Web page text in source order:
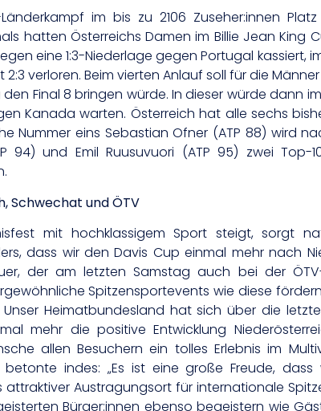
im bis zu 2106 Zuseher:innen
hatten Österreichs Damen im Billie Jean King
eine 1:3-Niederlage gegen Portugal kassiert,
verloren. Beim vierten Anlauf soll für die
Final 8 bringen würde. In dieser würde dann im
Kanada warten. Österreich hat alle sechs
Nummer eins Sebastian Ofner (ATP 88) wird
und Emil Ruusuvuori (ATP 95) zwei Top-
Schwechat und ÖTV
mit hochklassigem Sport steigt, sorgt
dass wir den Davis Cup einmal mehr nach
der am letzten Samstag auch bei der
Spitzensportevents wie diese
Heimatbundesland hat sich über die
mehr die positive Entwicklung
allen Besuchern ein tolles Erlebnis im
indes: „Es ist eine große Freude,
Austragungsort für internationale
Bürger:innen ebenso begeistern wie